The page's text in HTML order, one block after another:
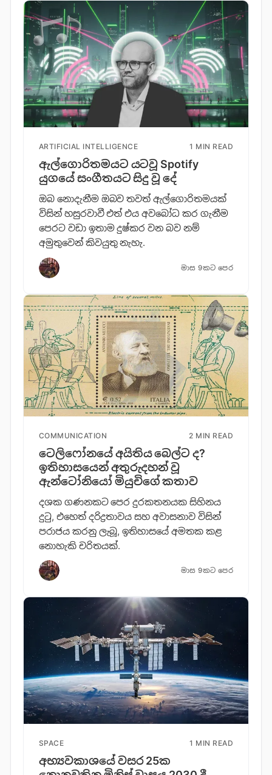
ARTIFICIAL INTELLIGENCE 1 MIN READ
ඇල්ගොරිතමයට යටවූ Spotify
යුගයේ සංගීතයට සිදු වූ දේ
ඔබ නොදැනීම ඔබව තවත් ඇල්ගොරිතමයක්
විසින් හසුරවාවී එත් එය අවබෝධ කර ගැනීම
පෙරට වඩා ඉතාම දුෂ්කර වන බව නම්
අමුතුවෙන් කිවයුතු නැහැ.
මාස 9කට පෙර
COMMUNICATION 2 MIN READ
ටෙලිෆෝනයේ අයිතිය බෙල්ට ද?
ඉතිහාසයෙන් අතුරුදහන් වූ
ඇන්ටෝනියෝ මියුචිගේ කතාව
දශක ගණනකට පෙර දුරකතනයක සිහිනය
දුටු, එහෙත් දරිද්‍රතාවය සහ අවාසනාව විසින්
පරාජය කරනු ලැබූ, ඉතිහාසයේ අමතක කළ
නොහැකි චරිතයක්.
මාස 9කට පෙර
SPACE 1 MIN READ
අභ්‍යවකාශයේ වසර 25ක